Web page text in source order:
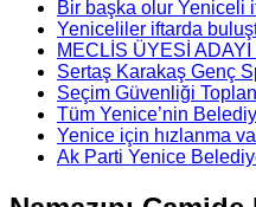
Bir başka olur Yeniceli
Yeniceliler iftarda
MECLİS ÜYESİ
Sertaş Karakaş Genç
Seçim Güvenliği
Tüm Yenice’nin
Yenice için hızlanma
Ak Parti Yenice